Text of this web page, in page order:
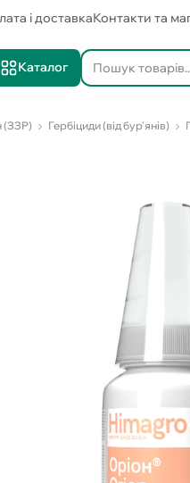
і доставкаКонтакти та
Каталог
(ЗЗР) Гербіциди (від бур'янів)